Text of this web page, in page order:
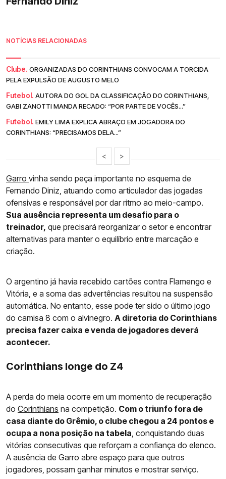
NOTÍCIAS RELACIONADAS
Clube. ORGANIZADAS DO CORINTHIANS CONVOCAM A TORCIDA
PELA EXPULSÃO DE AUGUSTO MELO
Futebol. AUTORA DO GOL DA CLASSIFICAÇÃO DO CORINTHIANS,
GABI ZANOTTI MANDA RECADO: “POR PARTE DE VOCÊS...”
Futebol. EMILY LIMA EXPLICA ABRAÇO EM JOGADORA DO
CORINTHIANS: “PRECISAMOS DELA...”
< >
Garro vinha sendo peça importante no esquema de
Fernando Diniz, atuando como articulador das jogadas
ofensivas e responsável por dar ritmo ao meio-campo.
Sua ausência representa um desafio para o
treinador, que precisará reorganizar o setor e encontrar
alternativas para manter o equilíbrio entre marcação e
criação.
O argentino já havia recebido cartões contra Flamengo e
Vitória, e a soma das advertências resultou na suspensão
automática. No entanto, esse pode ter sido o último jogo
do camisa 8 com o alvinegro. A diretoria do Corinthians
precisa fazer caixa e venda de jogadores deverá
acontecer.
Corinthians longe do Z4
A perda do meia ocorre em um momento de recuperação
do Corinthians na competição. Com o triunfo fora de
casa diante do Grêmio, o clube chegou a 24 pontos e
ocupa a nona posição na tabela , conquistando duas
vitórias consecutivas que reforçam a confiança do elenco.
A ausência de Garro abre espaço para que outros
jogadores, possam ganhar minutos e mostrar serviço.